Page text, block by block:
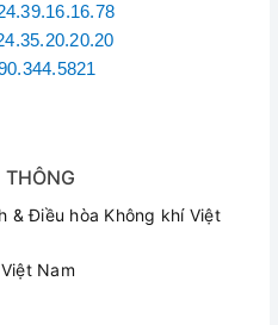
hãng sản xuất thủy tinh Schott
Schott ceran ưu việt ở khả
& Điều hòa Không khí Việt
Nam